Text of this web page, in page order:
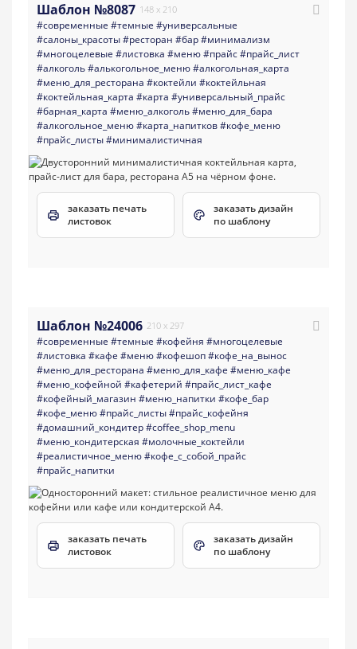
Шаблон №8087 148 x 210
#современные #темные #универсальные
#салоны_красоты#ресторан #бар#минимализм
#многоцелевые #листовка #меню#прайс#прайс_лист
#алкоголь#алькогольное_меню#алкогольная_карта
#меню_для_ресторана #коктейли #коктейльная
#коктейльная_карта #карта #универсальный_прайс
#барная_карта #меню_алкоголь#меню_для_бара
#алкогольное_меню#карта_напитков#кофе_меню
#прайс_листы#минималистичная
заказать печать
листовок
заказать дизайн
по шаблону
Шаблон №24006 210 x 297
#современные #темные #кофейня #многоцелевые
#листовка #кафе #меню#кофешоп#кофе_на_вынос
#меню_для_ресторана #меню_для_кафе #меню_кафе
#меню_кофейной #кафетерий #прайс_лист_кафе
#кофейный_магазин #меню_напитки #кофе_бар
#кофе_меню#прайс_листы#прайс_кофейня
#домашний_кондитер#coffee_shop_menu
#меню_кондитерская #молочные_коктейли
#реалистичное_меню#кофе_с_собой_прайс
#прайс_напитки
заказать печать
листовок
заказать дизайн
по шаблону